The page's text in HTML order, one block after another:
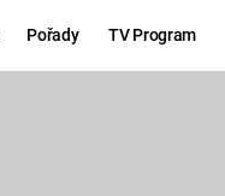
Pořady TV Program